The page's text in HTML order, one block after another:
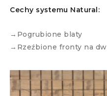
Cechy systemu Natural:
→Pogrubione blaty
→Rzeźbione fronty na